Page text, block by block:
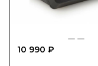
10 990 ₽